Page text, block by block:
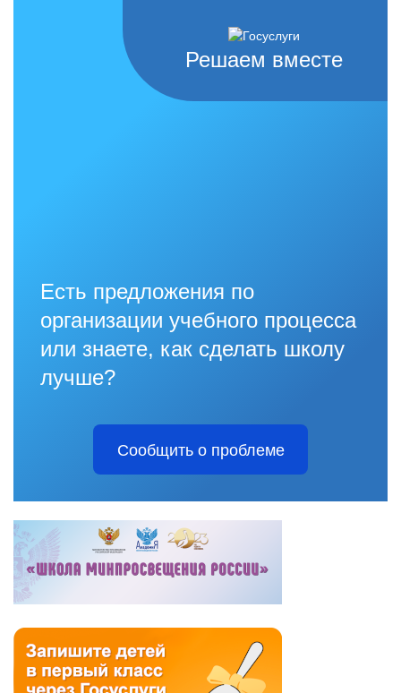
Решаем вместе
Есть предложения по
организации учебного процесса
или знаете, как сделать школу
лучше?
Сообщить о проблеме